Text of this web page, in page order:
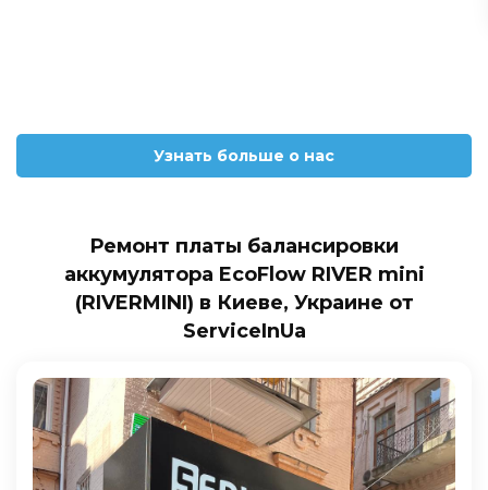
Узнать больше о нас
Ремонт платы балансировки
аккумулятора EcoFlow RIVER mini
(RIVERMINI) в Киеве, Украине от
ServiceInUa